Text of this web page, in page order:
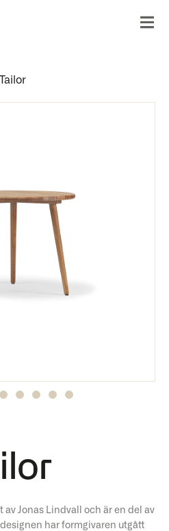
av Jonas Lindvall och är en del av
har formgivaren utgått